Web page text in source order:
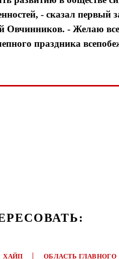
- сказал первый
- Желаю
праздника
ХАЙП ОБЛАСТЬ ГЛАВНОГО